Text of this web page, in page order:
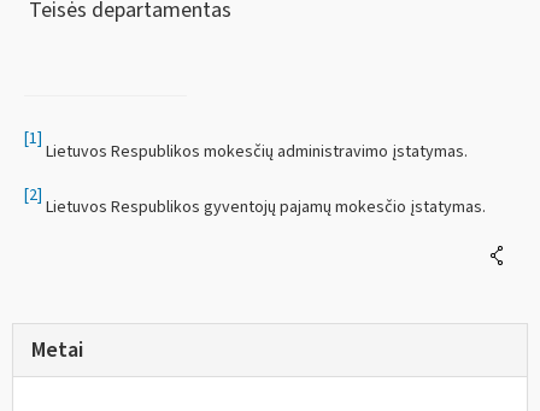
Teisės departamentas
[1]
Lietuvos Respublikos mokesčių administravimo įstatymas.
[2]
Lietuvos Respublikos gyventojų pajamų mokesčio įstatymas.
Metai